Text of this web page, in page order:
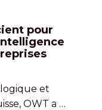
pour
et
OWT a …